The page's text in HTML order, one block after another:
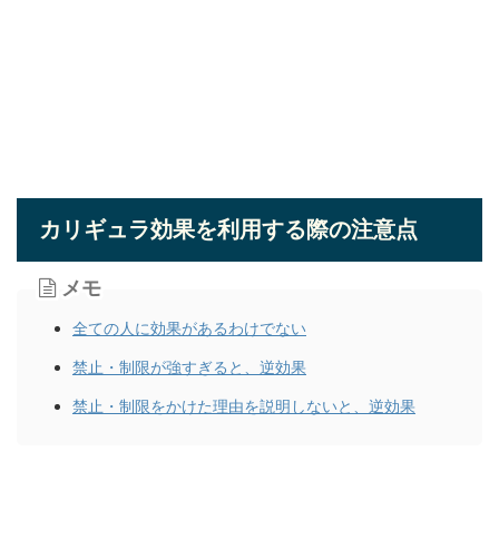
カリギュラ効果を利用する際の注意点
メモ
全ての人に効果があるわけでない
禁止・制限が強すぎると、逆効果
禁止・制限をかけた理由を説明しないと、逆効果